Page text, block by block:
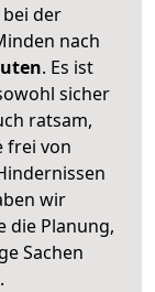
der
nach
. Es ist
sicher
ratsam,
frei von
wir
die Planung,
Sachen